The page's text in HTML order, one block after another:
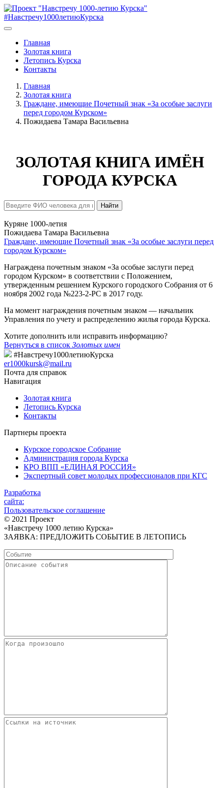
#Навстречу1000летиюКурска
Главная
Золотая книга
Летопись Курска
Контакты
Главная
Золотая книга
Граждане, имеющие Почетный знак «За особые заслуги
перед городом Курском»
Пожидаева Тамара Васильевна
ЗОЛОТАЯ КНИГА ИМЁН
ГОРОДА КУРСКА
Найти
Куряне 1000-летия
Пожидаева Тамара Васильевна
Граждане, имеющие Почетный знак «За особые заслуги перед
городом Курском»
Награждена почетным знаком «За особые заслуги перед
городом Курском» в соответствии с Положением,
утвержденным решением Курского городского Собрания от 6
ноября 2002 года №223-2-РС в 2017 году.
На момент награждения почетным знаком — начальник
Управления по учету и распределению жилья города Курска.
Хотите дополнить или исправить информацию?
Вернуться в список Золотых имен
#Навстречу1000летиюКурска
er1000kursk@mail.ru
Почта для справок
Навигация
Золотая книга
Летопись Курска
Контакты
Партнеры проекта
Курское городское Собрание
Администрация города Курска
КРО ВПП «ЕДИНАЯ РОССИЯ»
Экспертный совет молодых профессионалов при КГС
Разработка
сайта:
Пользовательское соглашение
© 2021 Проект
«Навстречу 1000 летию Курска»
ЗАЯВКА: ПРЕДЛОЖИТЬ СОБЫТИЕ В ЛЕТОПИСЬ